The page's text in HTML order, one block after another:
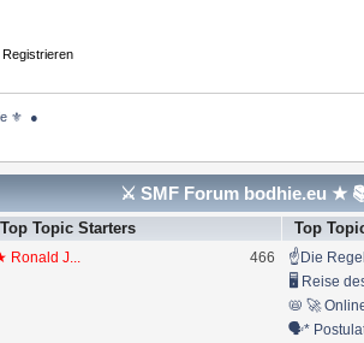
Registrieren
⚜  ●
⚔ SMF Forum bodhie.eu ★
Top Topic Starters Top
Ronald J... 466 ☝Die
🖥 Reise
📛 🚀
🗣* Postulat